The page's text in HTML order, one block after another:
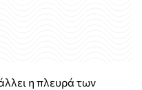
η πλευρά των